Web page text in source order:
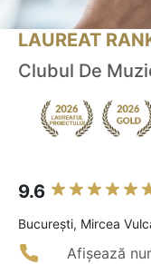
LAUREAT
Clubul De
9.6
Bucureşti, Mircea
Afișează